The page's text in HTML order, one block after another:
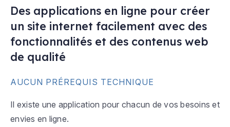
Des applications en ligne pour créer
un site internet facilement avec des
fonctionnalités et des contenus web
de qualité
AUCUN PRÉREQUIS TECHNIQUE
Il existe une application pour chacun de vos besoins et
envies en ligne.